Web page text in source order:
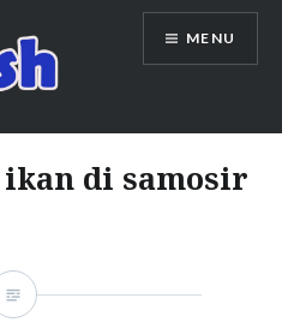
BENIH
INDONESIA
MENU
di samosir